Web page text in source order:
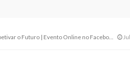
o Futuro | Evento Online no Facebook